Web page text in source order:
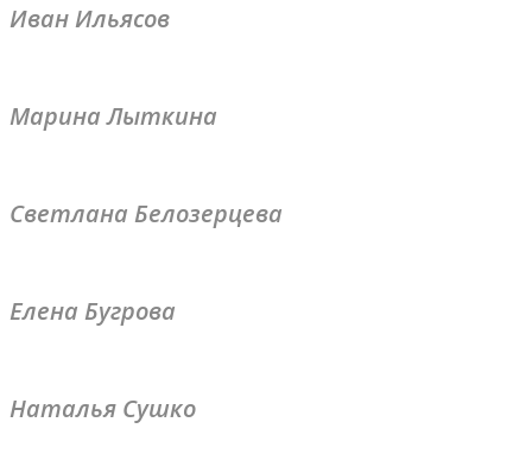
Иван Ильясов
Марина Лыткина
Светлана Белозерцева
Елена Бугрова
Наталья Сушко